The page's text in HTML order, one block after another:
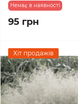
Немає в наявності
95 грн
Хіт продажів